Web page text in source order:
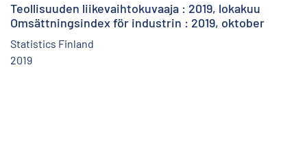
Teollisuuden liikevaihtokuvaaja : 2019, lokakuu
Omsättningsindex för industrin : 2019, oktober
Statistics Finland
2019